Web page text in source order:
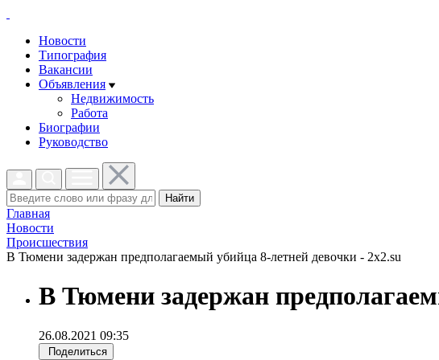
Новости
Типография
Вакансии
Объявления
Недвижимость
Работа
Биографии
Руководство
Найти
Главная
Новости
Проиcшествия
В Тюмени задержан предполагаемый убийца 8-летней девочки - 2x2.su
В Тюмени задержан
26.08.2021 09:35
Поделиться